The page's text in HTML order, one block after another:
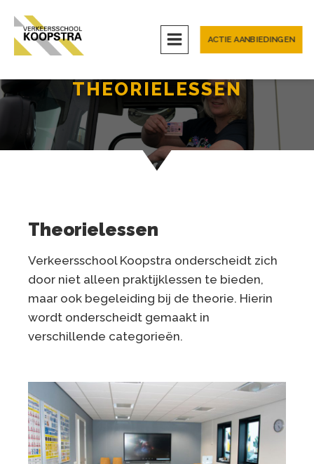
ACTIE AANBIEDINGEN
THEORIELESSEN
Theorielessen
Verkeersschool Koopstra onderscheidt zich
door niet alleen praktijklessen te bieden,
maar ook begeleiding bij de theorie. Hierin
wordt onderscheidt gemaakt in
verschillende categorieën.